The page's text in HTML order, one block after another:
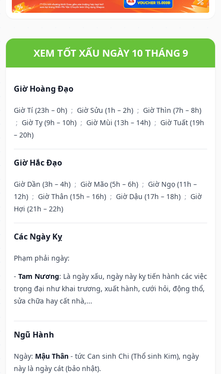
XEM TỐT XẤU NGÀY 10 THÁNG 9
Giờ Hoàng Đạo
Giờ Tí (23h – 0h) ; Giờ Sửu (1h – 2h) ; Giờ Thìn (7h – 8h)
; Giờ Tỵ (9h – 10h) ; Giờ Mùi (13h – 14h) ; Giờ Tuất (19h
– 20h)
Giờ Hắc Đạo
Giờ Dần (3h – 4h) ; Giờ Mão (5h – 6h) ; Giờ Ngọ (11h –
12h) ; Giờ Thân (15h – 16h) ; Giờ Dậu (17h – 18h) ; Giờ
Hợi (21h – 22h)
Các Ngày Kỵ
Phạm phải ngày:
- Tam Nương: Là ngày xấu, ngày này kỵ tiến hành các việc
trọng đại như khai trương, xuất hành, cưới hỏi, động thổ,
sửa chữa hay cất nhà,...
Ngũ Hành
Ngày: Mậu Thân - tức Can sinh Chi (Thổ sinh Kim), ngày
này là ngày cát (bảo nhật).